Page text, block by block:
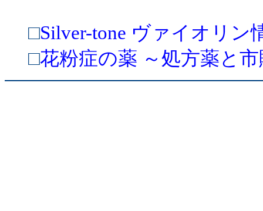
□Silver-tone ヴァイオリン
□花粉症の薬 ～処方薬と